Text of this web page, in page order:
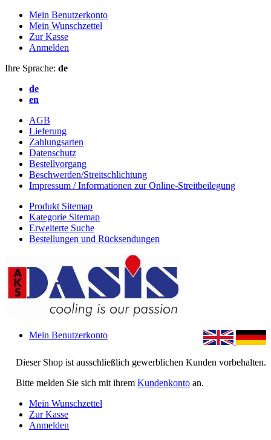
Mein Benutzerkonto
Mein Wunschzettel
Zur Kasse
Anmelden
Ihre Sprache: de
de
en
AGB
Lieferung
Zahlungsarten
Datenschutz
Bestellvorgang
Beschwerden/Streitschlichtung
Impressum / Informationen zur Online-Streitbeilegung
Produkt Sitemap
Kategorie Sitemap
Erweiterte Suche
Bestellungen und Rücksendungen
Dieser Shop ist ausschließlich gewerblichen Kunden vorbehalten.
Bitte melden Sie sich mit ihrem Kundenkonto an.
Mein Benutzerkonto
Mein Wunschzettel
Zur Kasse
Anmelden